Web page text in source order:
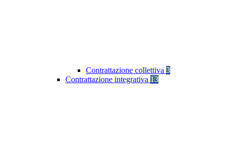
Contrattazione collettiva 3
Contrattazione integrativa 13